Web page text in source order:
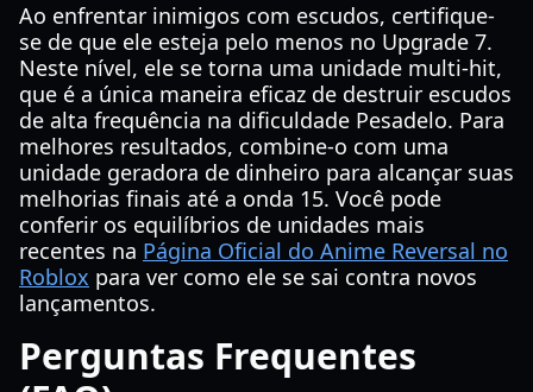
Ao enfrentar inimigos com escudos, certifique-
se de que ele esteja pelo menos no Upgrade 7.
Neste nível, ele se torna uma unidade multi-hit,
que é a única maneira eficaz de destruir escudos
de alta frequência na dificuldade Pesadelo. Para
melhores resultados, combine-o com uma
unidade geradora de dinheiro para alcançar suas
melhorias finais até a onda 15. Você pode
conferir os equilíbrios de unidades mais
recentes na Página Oficial do Anime Reversal no
Roblox para ver como ele se sai contra novos
lançamentos.
Perguntas Frequentes